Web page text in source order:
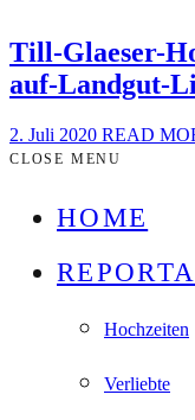
Till-Glaeser-
auf-Landgut-
2. Juli 2020 READ
CLOSE MENU
HOME
Hochzeiten
Verliebte